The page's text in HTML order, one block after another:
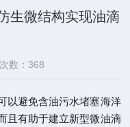
生微结构实现油滴
数：368
以避免含油污水堵塞海洋
且有助于建立新型微油滴